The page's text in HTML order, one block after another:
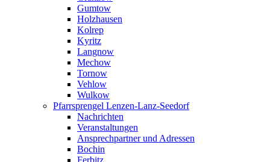
Gumtow
Holzhausen
Kolrep
Kyritz
Langnow
Mechow
Tornow
Vehlow
Wulkow
Pfarrsprengel Lenzen-Lanz-Seedorf
Nachrichten
Veranstaltungen
Ansprechpartner und Adressen
Bochin
Ferbitz